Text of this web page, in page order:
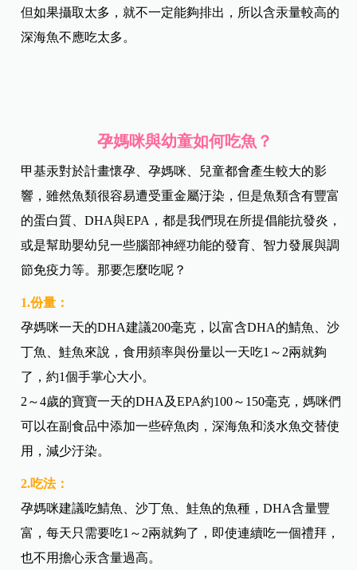
但如果攝取太多，就不一定能夠排出，所以含汞量較高的
深海魚不應吃太多。
孕媽咪與幼童如何吃魚？
甲基汞對於計畫懷孕、孕媽咪、兒童都會產生較大的影
響，雖然魚類很容易遭受重金屬汙染，但是魚類含有豐富
的蛋白質、DHA與EPA，都是我們現在所提倡能抗發炎，
或是幫助嬰幼兒一些腦部神經功能的發育、智力發展與調
節免疫力等。那要怎麼吃呢？
1.份量：
孕媽咪一天的DHA建議200毫克，以富含DHA的鯖魚、沙
丁魚、鮭魚來說，食用頻率與份量以一天吃1～2兩就夠
了，約1個手掌心大小。
2～4歲的寶寶一天的DHA及EPA約100～150毫克，媽咪們
可以在副食品中添加一些碎魚肉，深海魚和淡水魚交替使
用，減少汙染。
2.吃法：
孕媽咪建議吃鯖魚、沙丁魚、鮭魚的魚種，DHA含量豐
富，每天只需要吃1～2兩就夠了，即使連續吃一個禮拜，
也不用擔心汞含量過高。